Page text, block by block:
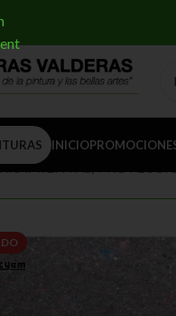
INICIO